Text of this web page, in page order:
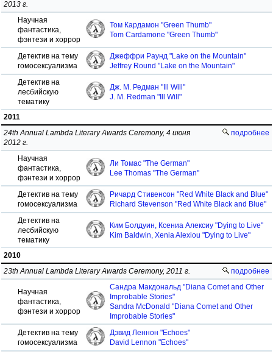
2013 г.
Научная
фантастика,
фэнтези и хоррор
Том Кардамон "Green Thumb"
Tom Cardamone "Green Thumb"
Детектив на тему
гомосексуализма
Джеффри Раунд "Lake on the Mountain"
Jeffrey Round "Lake on the Mountain"
Детектив на
лесбийскую
тематику
Дж. М. Редман "Ill Will"
J. M. Redman "Ill Will"
2011
подробнее
24th Annual Lambda Literary Awards Ceremony, 4 июня
2012 г.
Научная
фантастика,
фэнтези и хоррор
Ли Томас "The German"
Lee Thomas "The German"
Детектив на тему
гомосексуализма
Ричард Стивенсон "Red White Black and Blue"
Richard Stevenson "Red White Black and Blue"
Детектив на
лесбийскую
тематику
Ким Болдуин, Ксениа Алексиу "Dying to Live"
Kim Baldwin, Xenia Alexiou "Dying to Live"
2010
подробнее
23th Annual Lambda Literary Awards Ceremony, 2011 г.
Научная
фантастика,
фэнтези и хоррор
Сандра Макдональд "Diana Comet and Other
Improbable Stories"
Sandra McDonald "Diana Comet and Other
Improbable Stories"
Детектив на тему
гомосексуализма
Дэвид Леннон "Echoes"
David Lennon "Echoes"